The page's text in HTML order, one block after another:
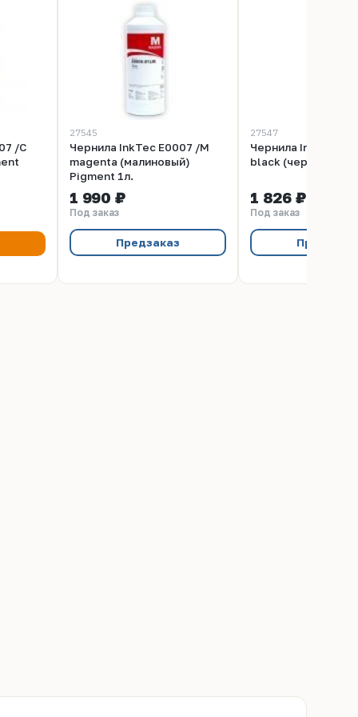
/C
27545
Чернила InkTec E0007 /M
magenta (малиновый)
Pigment 1л.
1 990 ₽
Под заказ
Предзаказ
27547
Чернила InkTec
black (черный)
1 826 ₽
Под заказ